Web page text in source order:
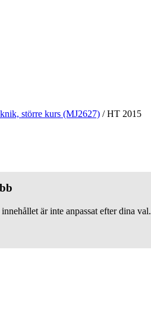
större kurs (MJ2627) /HT 2015
är inte anpassat efter dina val.